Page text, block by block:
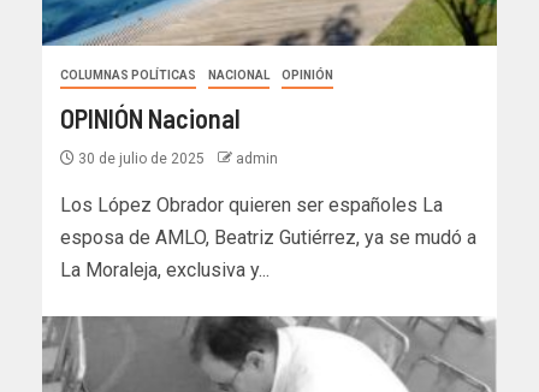
COLUMNAS POLÍTICAS NACIONAL OPINIÓN
OPINIÓN Nacional
30 de julio de 2025 admin
Los López Obrador quieren ser españoles La
esposa de AMLO, Beatriz Gutiérrez, ya se mudó a
La Moraleja, exclusiva y...